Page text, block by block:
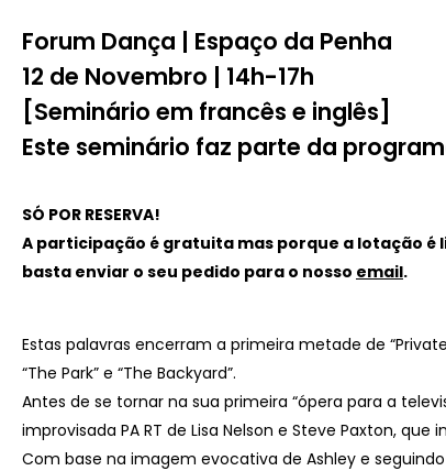
Forum Dança | Espaço da Penha
12 de Novembro | 14h-17h
[Seminário em francês e inglês]
Este seminário faz parte da
SÓ POR RESERVA!
A participação é gratuita mas porque a lotação
basta enviar o seu pedido para o nosso email.
Estas palavras encerram a primeira metade de
“The Park” e “The Backyard”.
Antes de se tornar na sua primeira “ópera para a
improvisada PA RT de Lisa Nelson e Steve Paxton,
Com base na imagem evocativa de Ashley e